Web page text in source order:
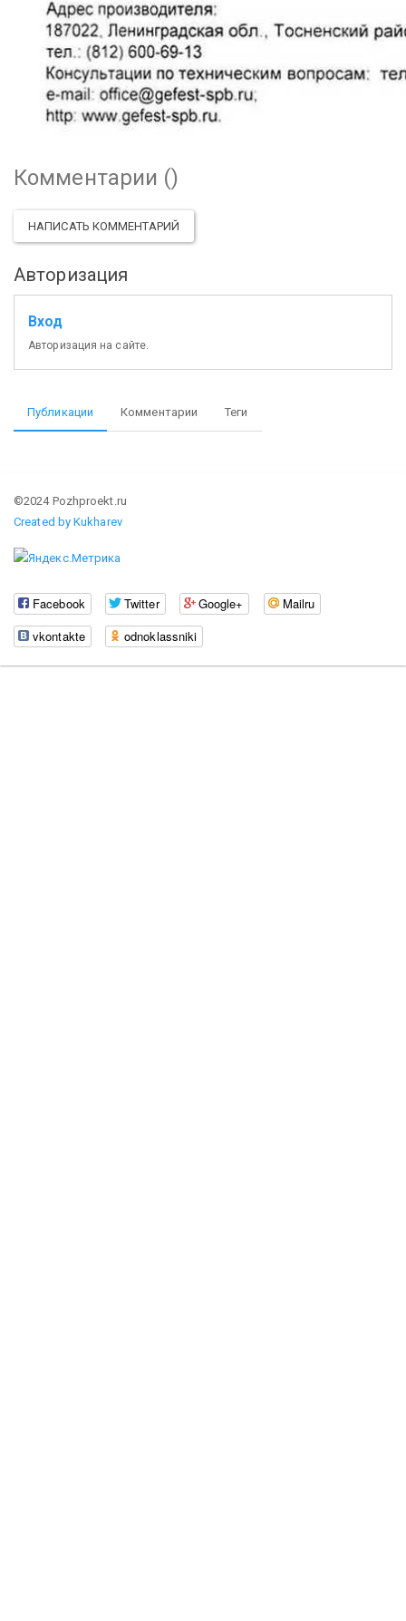
Комментарии ()
НАПИСАТЬ КОММЕНТАРИЙ
Авторизация
Вход
Авторизация на сайте.
Публикации Комментарии Теги
©2024 Pozhproekt.ru
Created by Kukharev
Facebook Twitter Google+
Mailru
vkontakte
odnoklassniki